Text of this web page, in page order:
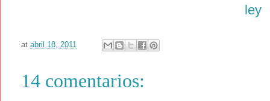
at abril 18, 2011
14 comentarios: